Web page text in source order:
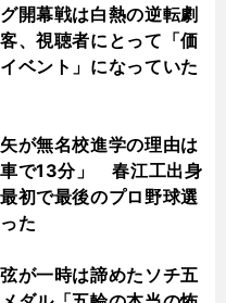
開幕戦は白熱の逆転劇
、視聴者にとって「価
ベント」になっていた
が無名校進学の理由は
車で13分」 春江工出身
初で最後のプロ野球選
た
が一時は諦めたソチ五